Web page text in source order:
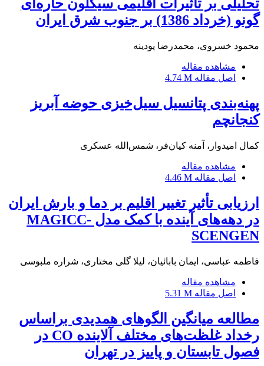
تحلیلی بر تأثیرات اقلیمی سیکلون حاره‌ای
گونو (خرداد 1386) بر جنوب شرق ایران
محمود خسروی، محمدرضا پودینه
مشاهده مقاله
اصل مقاله 4.74 M
پهنه‌بندی پتانسیل سیل‌خیزی حوضه آبریز
کنجانچم
کمال امیدوار، آمنه کیان‌فر، شمس‌الله عسکری
مشاهده مقاله
اصل مقاله 4.46 M
ارزیابی تأثیر تغییر اقلیم بر دما و بارش ایران
در دهه‌های آینده با کمک مدل MAGICC-
SCENGEN
فاطمه عباسی، ایمان بابائیان، لیلا گلی مختاری، شراره ملبوسی
مشاهده مقاله
اصل مقاله 5.31 M
مطالعه میانگین الگوهای همدیدی براساس
رخداد غلظت‌های مختلف آلاینده CO در
فصول تابستان و پاییز در تهران